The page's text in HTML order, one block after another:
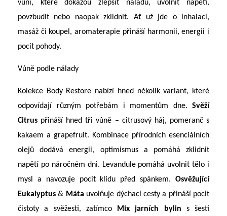
vůní, které dokážou zlepšit náladu, uvolnit napětí,
povzbudit nebo naopak zklidnit. Ať už jde o inhalaci,
masáž či koupel, aromaterapie přináší harmonii, energii i
pocit pohody.
Vůně podle nálady
Kolekce Body Restore nabízí hned několik variant, které
odpovídají různým potřebám i momentům dne. Svěží
Citrus přináší hned tři vůně – citrusový háj, pomeranč s
kakaem a grapefruit. Kombinace přírodních esenciálních
olejů dodává energii, optimismus a pomáhá zklidnit
napětí po náročném dni. Levandule pomáhá uvolnit tělo i
mysl a navozuje pocit klidu před spánkem. Osvěžující
Eukalyptus& Máta uvolňuje dýchací cesty a přináší pocit
čistoty a svěžesti, zatímcoMix jarních bylin
s šesti